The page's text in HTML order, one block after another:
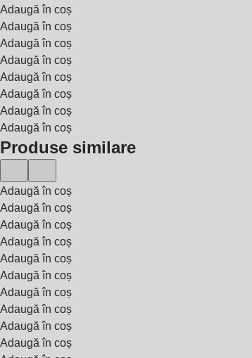
Adaugă în coș
Adaugă în coș
Adaugă în coș
Adaugă în coș
Adaugă în coș
Adaugă în coș
Adaugă în coș
Adaugă în coș
Produse similare
Adaugă în coș
Adaugă în coș
Adaugă în coș
Adaugă în coș
Adaugă în coș
Adaugă în coș
Adaugă în coș
Adaugă în coș
Adaugă în coș
Adaugă în coș